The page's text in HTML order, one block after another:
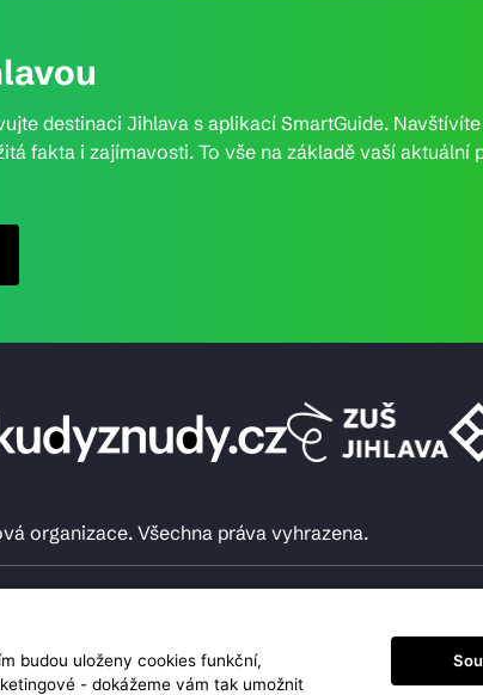
destinaci Jihlava s aplikací SmartGuide.
fakta i zajímavosti. To vše na základě vaší
organizace. Všechna práva vyhrazena.
budou uloženy cookies funkční,
- dokážeme vám tak umožnit